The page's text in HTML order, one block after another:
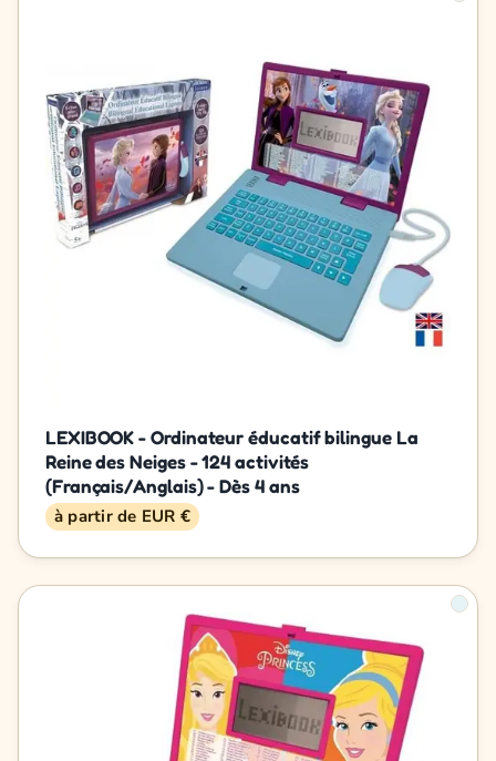
LEXIBOOK - Ordinateur éducatif bilingue La
Reine des Neiges - 124 activités
(Français/Anglais) - Dès 4 ans
à partir de EUR €